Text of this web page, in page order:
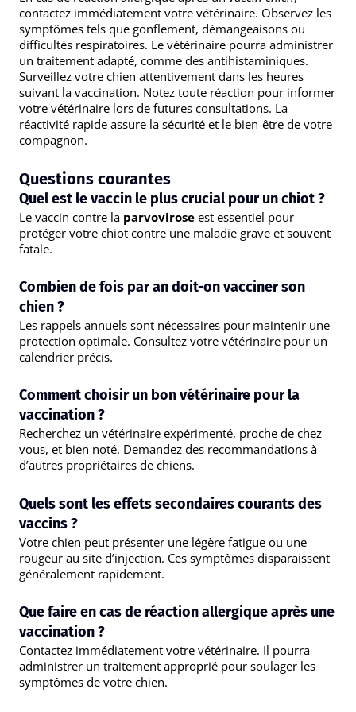
contactez immédiatement votre vétérinaire. Observez les
symptômes tels que gonflement, démangeaisons ou
difficultés respiratoires. Le vétérinaire pourra administrer
un traitement adapté, comme des antihistaminiques.
Surveillez votre chien attentivement dans les heures
suivant la vaccination. Notez toute réaction pour informer
votre vétérinaire lors de futures consultations. La
réactivité rapide assure la sécurité et le bien-être de votre
compagnon.
Questions courantes
Quel est le vaccin le plus crucial pour un chiot ?
Le vaccin contre la parvovirose est essentiel pour
protéger votre chiot contre une maladie grave et souvent
fatale.
Combien de fois par an doit-on vacciner son
chien ?
Les rappels annuels sont nécessaires pour maintenir une
protection optimale. Consultez votre vétérinaire pour un
calendrier précis.
Comment choisir un bon vétérinaire pour la
vaccination ?
Recherchez un vétérinaire expérimenté, proche de chez
vous, et bien noté. Demandez des recommandations à
d’autres propriétaires de chiens.
Quels sont les effets secondaires courants des
vaccins ?
Votre chien peut présenter une légère fatigue ou une
rougeur au site d’injection. Ces symptômes disparaissent
généralement rapidement.
Que faire en cas de réaction allergique après une
vaccination ?
Contactez immédiatement votre vétérinaire. Il pourra
administrer un traitement approprié pour soulager les
symptômes de votre chien.